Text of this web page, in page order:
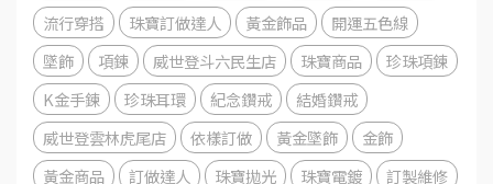
流行穿搭
珠寶訂做達人 黃金飾品
開運五色線
墜飾
項鍊 威世登斗六民生店 珠寶商品
珍珠項鍊
K金手鍊
珍珠耳環 紀念鑽戒
結婚鑽戒
威世登雲林虎尾店
依樣訂做 黃金墜飾
金飾
黃金商品
訂做達人 珠寶拋光 珠寶電鍍
訂製維修